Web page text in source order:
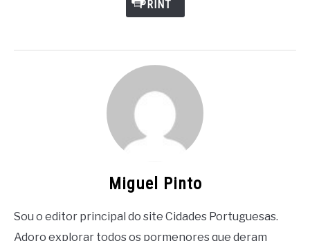
PRINT
Miguel Pinto
Sou o editor principal do site Cidades Portuguesas.
Adoro explorar todos os pormenores que deram